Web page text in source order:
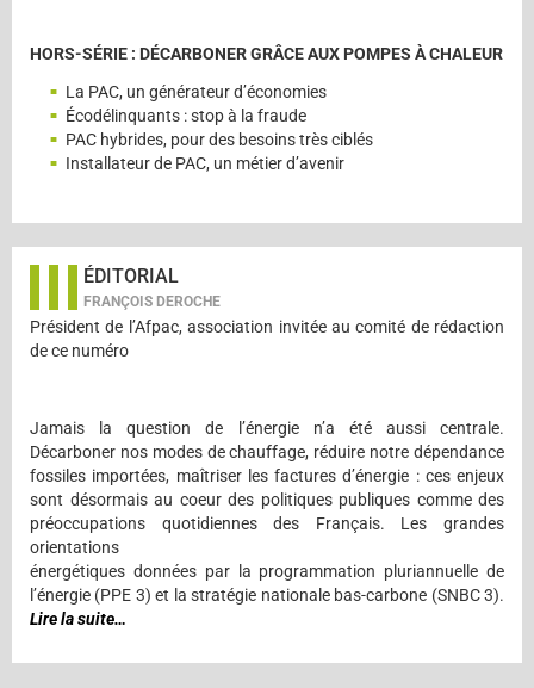
HORS-SÉRIE : DÉCARBONER GRÂCE AUX POMPES À CHALEUR
La PAC, un générateur d’économies
Écodélinquants : stop à la fraude
PAC hybrides, pour des besoins très ciblés
Installateur de PAC, un métier d’avenir
ÉDITORIAL
FRANÇOIS DEROCHE
Président de l’Afpac, association invitée au comité de rédaction
de ce numéro
Jamais la question de l’énergie n’a été aussi centrale.
Décarboner nos modes de chauffage, réduire notre dépendance
fossiles importées, maîtriser les factures d’énergie : ces enjeux
sont désormais au coeur des politiques publiques comme des
préoccupations quotidiennes des Français. Les grandes
orientations
énergétiques données par la programmation pluriannuelle de
l’énergie (PPE 3) et la stratégie nationale bas-carbone (SNBC 3).
Lire la suite…